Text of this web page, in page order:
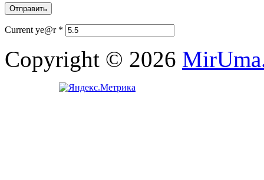
Current ye@r *
Copyright © 2026